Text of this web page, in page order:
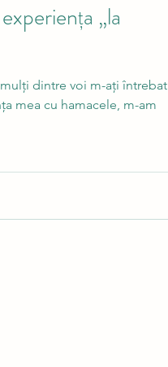
„la
dintre voi m-ați întrebat
mea cu hamacele, m-am